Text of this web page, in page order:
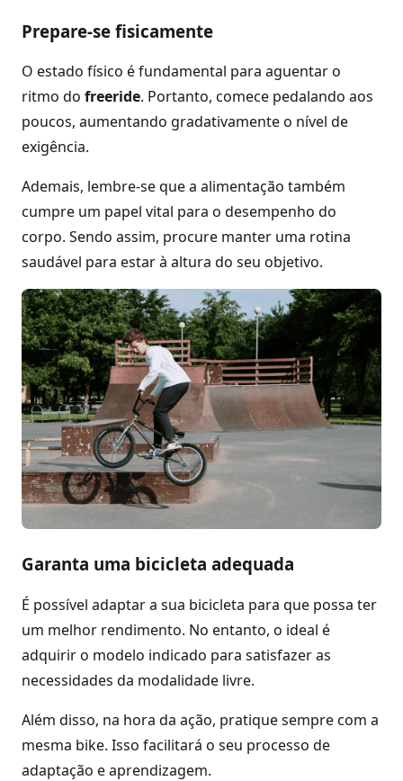
Prepare-se fisicamente
O estado físico é fundamental para aguentar o
ritmo do freeride. Portanto, comece pedalando aos
poucos, aumentando gradativamente o nível de
exigência.
Ademais, lembre-se que a alimentação também
cumpre um papel vital para o desempenho do
corpo. Sendo assim, procure manter uma rotina
saudável para estar à altura do seu objetivo.
Garanta uma bicicleta adequada
É possível adaptar a sua bicicleta para que possa ter
um melhor rendimento. No entanto, o ideal é
adquirir o modelo indicado para satisfazer as
necessidades da modalidade livre.
Além disso, na hora da ação, pratique sempre com a
mesma bike. Isso facilitará o seu processo de
adaptação e aprendizagem.